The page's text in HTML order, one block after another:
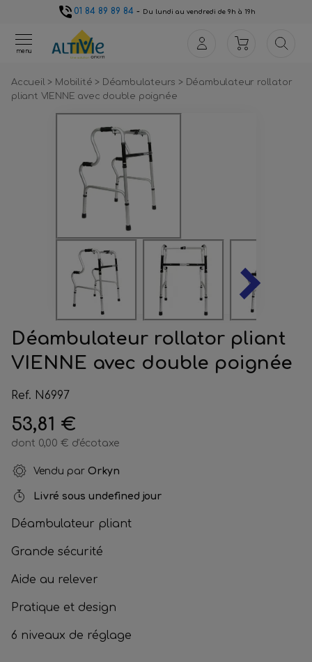
01 84 89 89 84- Du lundi au vendredi de 9h à 19h
menu
Accueil> Mobilité> Déambulateurs> Déambulateur rollator
pliant VIENNE avec double poignée
Déambulateur rollator pliant
VIENNE avec double poignée
Ref. N6997
53,81 €
dont 0,00 € d'écotaxe
Vendu par Orkyn
Livré sous undefined jour
Déambulateur pliant
Grande sécurité
Aide au relever
Pratique et design
6 niveaux de réglage